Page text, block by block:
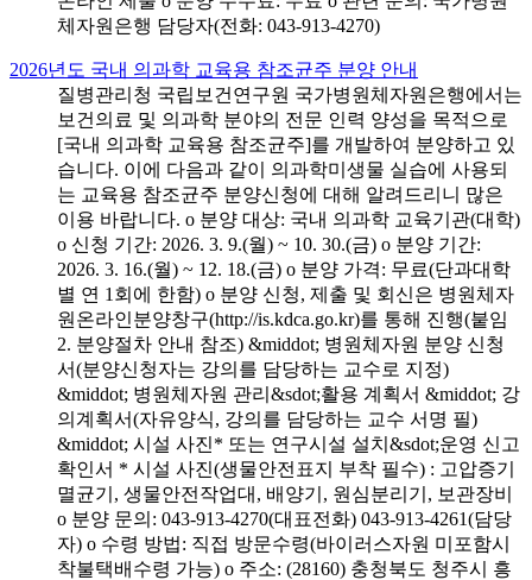
체자원은행 담당자(전화: 043-913-4270)
2026년도 국내 의과학 교육용 참조균주 분양 안내
질병관리청 국립보건연구원 국가병원체자원은행에서는
보건의료 및 의과학 분야의 전문 인력 양성을 목적으로
[국내 의과학 교육용 참조균주]를 개발하여 분양하고 있
습니다. 이에 다음과 같이 의과학미생물 실습에 사용되
는 교육용 참조균주 분양신청에 대해 알려드리니 많은
이용 바랍니다. o 분양 대상: 국내 의과학 교육기관(대학)
o 신청 기간: 2026. 3. 9.(월) ~ 10. 30.(금) o 분양 기간:
2026. 3. 16.(월) ~ 12. 18.(금) o 분양 가격: 무료(단과대학
별 연 1회에 한함) o 분양 신청, 제출 및 회신은 병원체자
원온라인분양창구(http://is.kdca.go.kr)를 통해 진행(붙임
2. 분양절차 안내 참조) &middot; 병원체자원 분양 신청
서(분양신청자는 강의를 담당하는 교수로 지정)
&middot; 병원체자원 관리&sdot;활용 계획서 &middot; 강
의계획서(자유양식, 강의를 담당하는 교수 서명 필)
&middot; 시설 사진* 또는 연구시설 설치&sdot;운영 신고
확인서 * 시설 사진(생물안전표지 부착 필수) : 고압증기
멸균기, 생물안전작업대, 배양기, 원심분리기, 보관장비
o 분양 문의: 043-913-4270(대표전화) 043-913-4261(담당
자) o 수령 방법: 직접 방문수령(바이러스자원 미포함시
착불택배수령 가능) o 주소: (28160) 충청북도 청주시 흥